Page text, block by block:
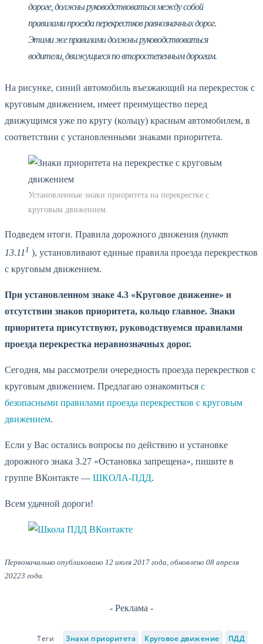
дороге, должны руководствоваться между собой
правилами проезда перекрестков равнозначных дорог.
Этими же правилами должны руководствоваться
водители, движущиеся по второстепенным дорогам.
На рисунке, синий автомобиль въезжающий на перекресток с
круговым движением, имеет преимущество перед
движущимся уже по кругу (кольцу) красным автомобилем, в
соответствии с установленными знаками приоритета.
Установленные знаки приоритета на перекрестке с
круговым движением.
Подведем итоги. Правила дорожного движения (пункт
13.11 1 ), установливают единые правила проезда перекрестков
с круговым движением.
При установленном знаке 4.3 «Круговое движение» и
отсутствии знаков приоритета, кольцо главное. Знаки
приоритета присутствуют, руководствуемся правилами
проезда перекрестка неравнозначных дорог.
Сегодня, мы рассмотрели очередность проезда перекрестков с
круговым движением. Предлагаю ознакомиться с
безопасными правилами проезда перекрестков с круговым
движением.
Если у Вас остались вопросы по действию и установке
дорожного знака 3.27 «Остановка запрещена», пишите в
группе ВКонтакте — ШКОЛА-ПДД.
Всем удачной дороги!
Первоначально опубликовано 12 июля 2017 года, обновлено 08 апреля
20223 года.
- Реклама -
Теги Знаки приоритета Круговое движение ПДД